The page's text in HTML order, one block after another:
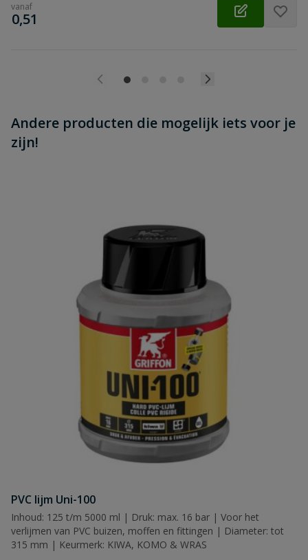
vanaf
€
0,51
Andere producten die mogelijk iets voor je
zijn!
PVC lijm Uni-100
Inhoud: 125 t/m 5000 ml | Druk: max. 16 bar | Voor het
verlijmen van PVC buizen, moffen en fittingen | Diameter: tot
315 mm | Keurmerk: KIWA, KOMO & WRAS